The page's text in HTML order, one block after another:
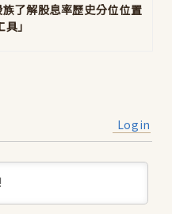
率歷史分位位置
」
Login